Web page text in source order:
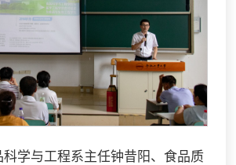
科学与工程系主任钟昔阳、食品质